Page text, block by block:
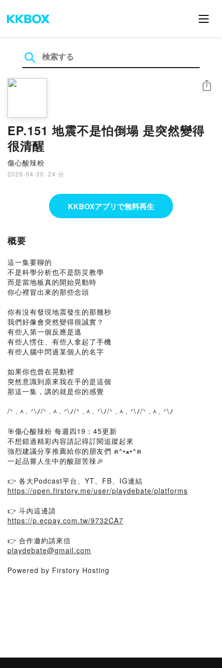
EP.151 地震不是怕倒塌 是突然變得
很清醒
傷心酸辣粉
2026-04-30 · 24 分
シェア
KKBOXアプリで無料再生
概要
這一集要聊的
不是科學分析也不是防災教學
而是當地板真的開始晃動時
你心裡冒出來的那些念頭
你有沒有發現地震發生的那幾秒
我們好像會突然變得很誠實？
有些人第一個反應是逃
有些人愣住、有些人拿起了手機
有些人腦中閃過某個人的名字
如果你也曾在晃動裡
突然意識到原來我在乎的是這個
那這一集，講的就是你的感覺
/ᐠ .ᆺ. ᐟ\ﾉ/ᐠ .ᆺ. ᐟ\ﾉ/ᐠ .ᆺ. ᐟ\ﾉ/ᐠ .ᆺ. ᐟ\ﾉ/ᐠ .ᆺ. ᐟ\ﾉ
🎯傷心酸辣粉 每週四19：45更新
不想錯過精彩內容請記得訂閱追蹤起來
強烈建議分享推薦給你的朋友們 ฅ^•ﻌ•^ฅ
一起品嘗人生中的酸甜苦辣🎉
👉 各大Podcast平台、YT、FB、IG連結
https://open.firstory.me/user/playdebate/platforms
👉 斗內這邊請
https://p.ecpay.com.tw/9732CA7
👉 合作邀約請來信
playdebate@gmail.com
Powered by Firstory Hosting